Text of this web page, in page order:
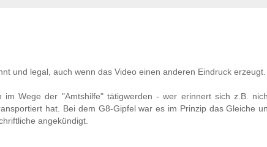
und legal, auch wenn das Video einen anderen Eindruck erzeugt.
Wege der "Amtshilfe" tätigwerden - wer erinnert sich z.B.
hat. Bei dem G8-Gipfel war es im Prinzip das Gleiche
angekündigt.